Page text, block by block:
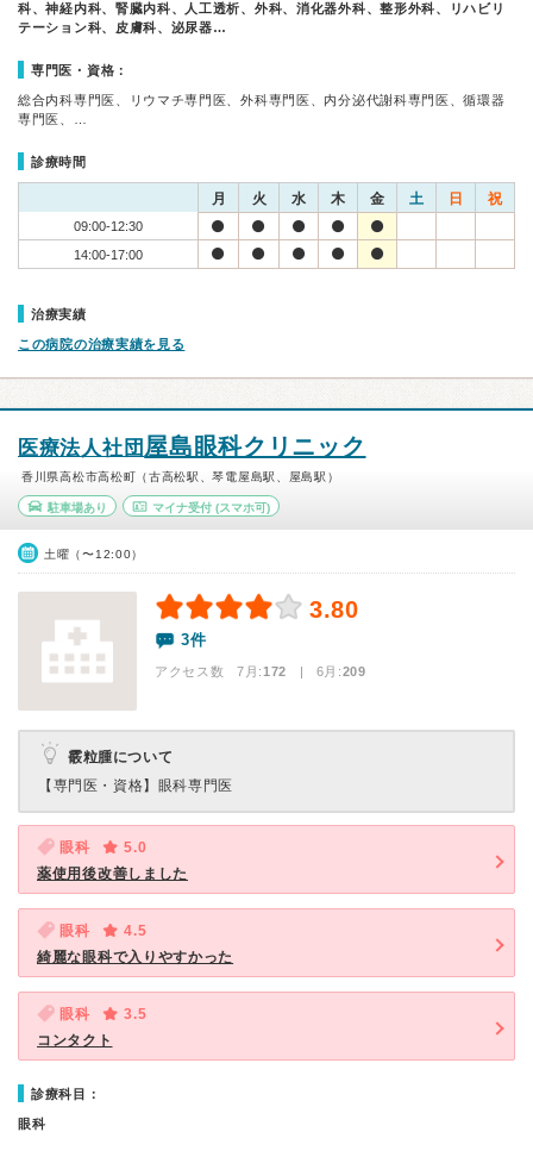
科、神経内科、腎臓内科、人工透析、外科、消化器外科、整形外科、リハビリ
テーション科、皮膚科、泌尿器…
専門医・資格：
総合内科専門医、リウマチ専門医、外科専門医、内分泌代謝科専門医、循環器
専門医、…
診療時間
月 火 水 木 金 土 日 祝
09:00-12:30
14:00-17:00
治療実績
この病院の治療実績を見る
医療法人社団 屋島眼科クリニック
香川県高松市高松町（古高松駅、琴電屋島駅、屋島駅）
駐車場あり マイナ受付(スマホ可)
土曜（〜12:00）
3.80
3件
アクセス数 7月:172 | 6月:209
霰粒腫について
【専門医・資格】 眼科専門医
眼科
5.0
薬使用後改善しました
眼科
4.5
綺麗な眼科で入りやすかった
眼科
3.5
コンタクト
診療科目：
眼科